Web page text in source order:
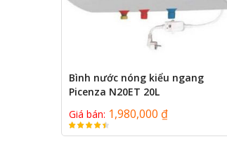
Bình nước nóng kiểu ngang
Picenza N20ET 20L
Giá bán: 1,980,000 ₫